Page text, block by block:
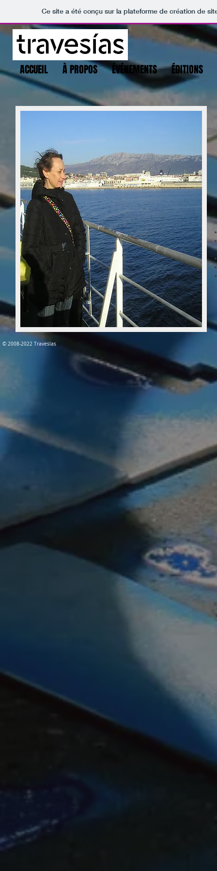
Ce site a été conçu sur la plateforme de création de
ACCUEIL À PROPOS ÉVÉNEMENTS ÉDITIONS
​© 2008-2022 Travesías